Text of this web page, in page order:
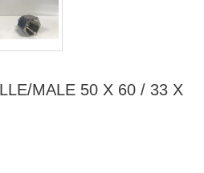
MALE 50 X 60 / 33 X